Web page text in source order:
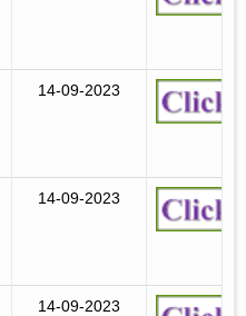
14-09-2023
14-09-2023
14-09-2023